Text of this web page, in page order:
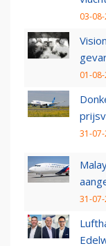
03-
01-
31-07-
31-